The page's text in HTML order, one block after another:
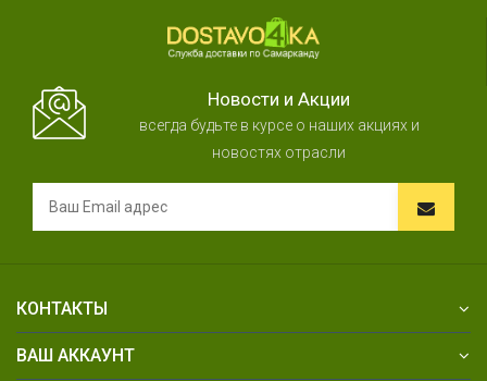
Новости и Акции
всегда будьте в курсе о наших акциях и
новостях отрасли
КОНТАКТЫ
ВАШ АККАУНТ